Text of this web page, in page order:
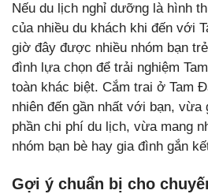
Nếu du lịch nghỉ dưỡng là hình
của nhiều du khách khi đến với
giờ đây được nhiều nhóm bạn
đình lựa chọn để trải nghiệm
toàn khác biệt. Cắm trai ở Tam
nhiên đến gần nhất với bạn, vừa
phần chi phí du lịch, vừa mang
nhóm bạn bè hay gia đình gắn
Gợi ý chuẩn bị cho